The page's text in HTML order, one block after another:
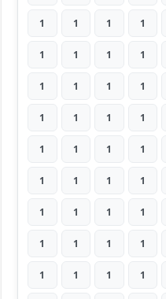
1 1 1 1
1 1 1 1
1 1 1 1
1 1 1 1
1 1 1 1
1 1 1 1
1 1 1 1
1 1 1 1
1 1 1 1